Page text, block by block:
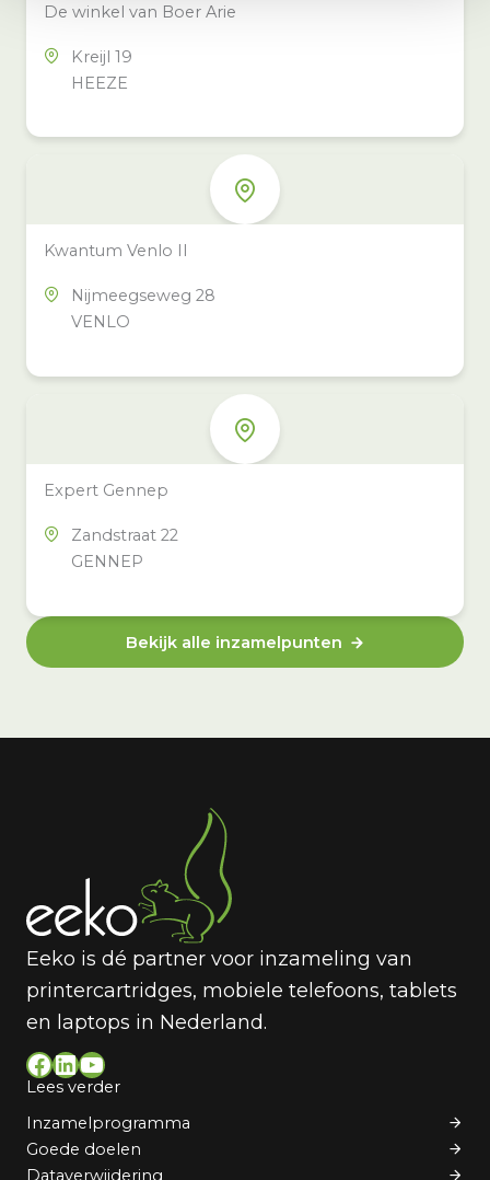
De winkel van Boer Arie
Kreijl 19
HEEZE
Kwantum Venlo II
Nijmeegseweg 28
VENLO
Expert Gennep
Zandstraat 22
GENNEP
Bekijk alle inzamelpunten
Eeko is dé partner voor inzameling van
printercartridges, mobiele telefoons, tablets
en laptops in Nederland.
Facebook LinkedIn YouTube
Lees verder
Inzamelprogramma
Goede doelen